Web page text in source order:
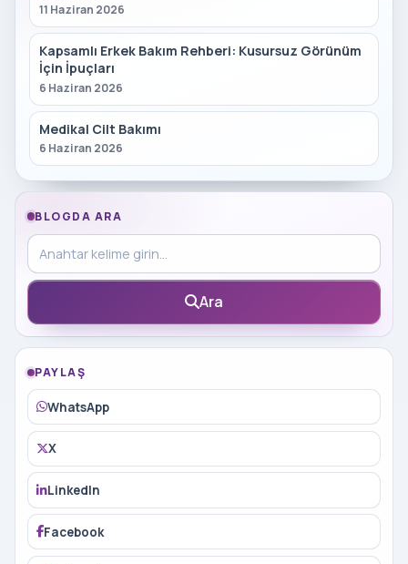
11 Haziran 2026
Kapsamlı Erkek Bakım Rehberi: Kusursuz Görünüm
İçin İpuçları
6 Haziran 2026
Medikal Cilt Bakımı
6 Haziran 2026
BLOGDA ARA
Blog içinde ara
Ara
PAYLAŞ
WhatsApp
X
LinkedIn
Facebook